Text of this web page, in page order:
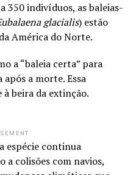
350 indivíduos, as baleias-
glacialis) estão
América do Norte.
a “baleia certa” para
a morte. Essa
beira da extinção.
espécie continua
a colisões com navios,